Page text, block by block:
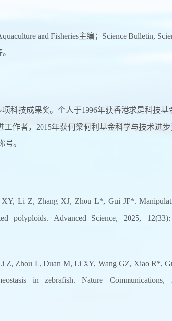
and Fisheries主编；Science Bulletin,
科技成果奖。个人于1996年获香港求是科技
工作者，2015年获何梁何利基金科学与技术进
号。
Li Z, Zhang XJ, Zhou L*, Gui JF*.
polyploids. Advanced Science, 2025,
Z, Zhou L, Duan M, Li XY, Wang GZ, Xiao R*,
in zebrafish. Nature Communications,